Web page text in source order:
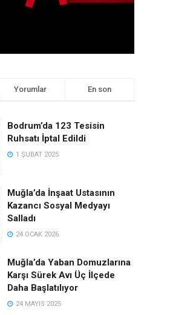
Yorumlar En son
Bodrum’da 123 Tesisin
Ruhsatı İptal Edildi
1 ŞUBAT 2025
Muğla’da İnşaat Ustasının
Kazancı Sosyal Medyayı
Salladı
24 OCAK 2026
Muğla’da Yaban Domuzlarına
Karşı Sürek Avı Üç İlçede
Daha Başlatılıyor
24 MAYIS 2025